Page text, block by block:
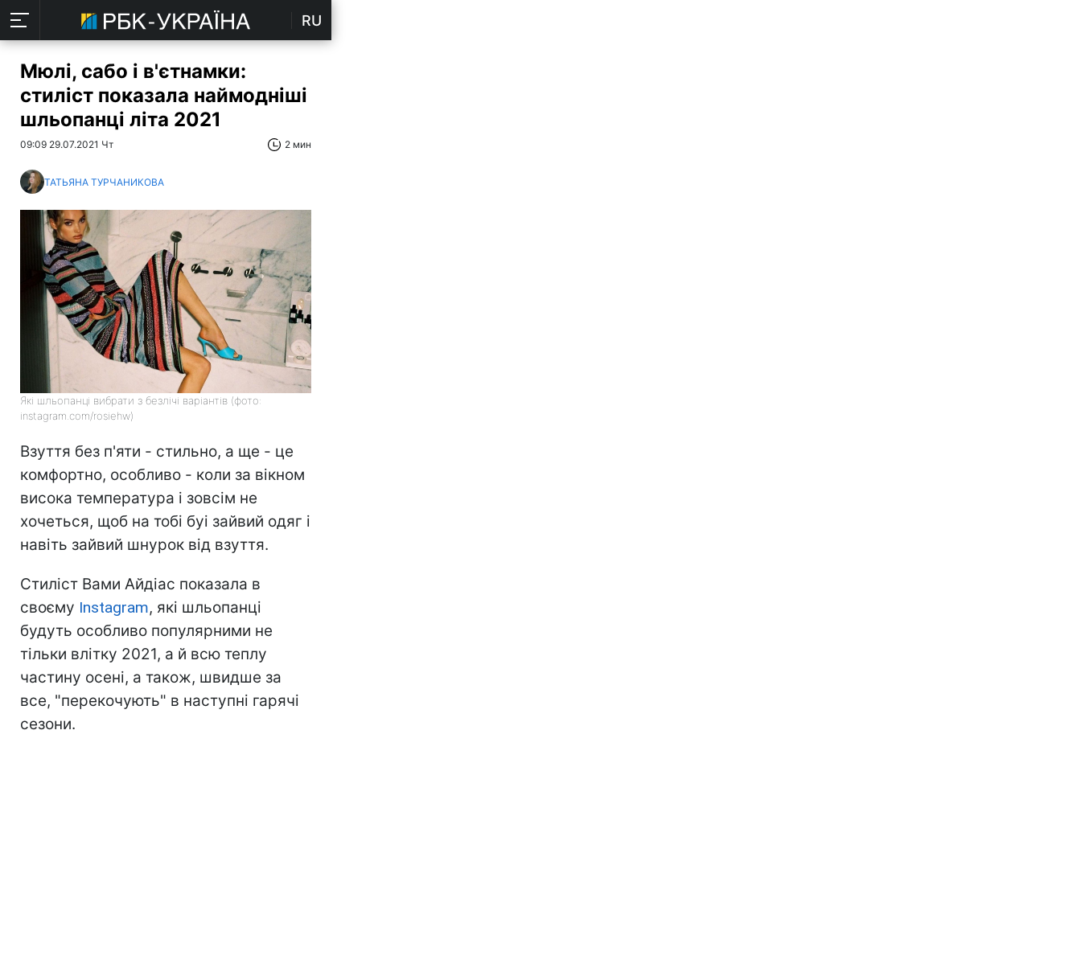
RU
Мюлі, сабо і в'єтнамки:
стиліст показала наймодніші
шльопанці літа 2021
09:09 29.07.2021 Чт 2 мин
ТАТЬЯНА ТУРЧАНИКОВА
Які шльопанці вибрати з безлічі варіантів (фото:
instagram.com/rosiehw)
Взуття без п'яти - стильно, а ще - це
комфортно, особливо - коли за вікном
висока температура і зовсім не
хочеться, щоб на тобі буі зайвий одяг і
навіть зайвий шнурок від взуття.
Стиліст Вами Айдіас показала в
своєму Instagram, які шльопанці
будуть особливо популярними не
тільки влітку 2021, а й всю теплу
частину осені, а також, швидше за
все, "перекочують" в наступні гарячі
сезони.